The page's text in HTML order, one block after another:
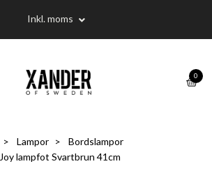
Inkl. moms
0
Lampor
Bordslampor
Joy lampfot Svartbrun 41cm